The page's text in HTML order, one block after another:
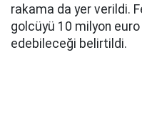
rakama da yer verildi.
golcüyü 10 milyon euro
edebileceği belirtildi.